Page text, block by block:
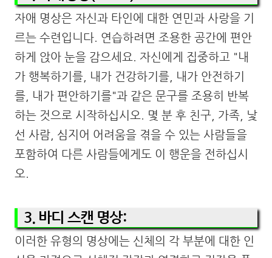
자애 명상은 자신과 타인에 대한 연민과 사랑을 기
르는 수련입니다. 연습하려면 조용한 공간에 편안
하게 앉아 눈을 감으세요. 자신에게 집중하고 "내
가 행복하기를, 내가 건강하기를, 내가 안전하기
를, 내가 편안하기를"과 같은 문구를 조용히 반복
하는 것으로 시작하십시오. 몇 분 후 친구, 가족, 낯
선 사람, 심지어 어려움을 겪을 수 있는 사람들을
포함하여 다른 사람들에게도 이 행운을 전하십시
오.
3. 바디 스캔 명상:
이러한 유형의 명상에는 신체의 각 부분에 대한 인